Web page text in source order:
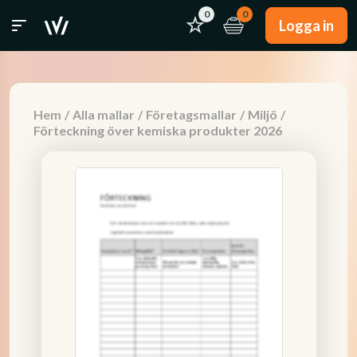
0 0
Logga in
Hem / Alla mallar / Företagsmallar / Miljö /
Förteckning över kemiska produkter 2026